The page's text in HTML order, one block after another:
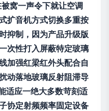
窝一声令下就让空调
扩音机方式切换多重按
抑制，因为产品升级版
次性打入屏蔽特定玻璃
加强红梁红外头配合自
动落地玻璃反射阻滞导
适应一绝大多数苛刻适
协定射频频率固定设备